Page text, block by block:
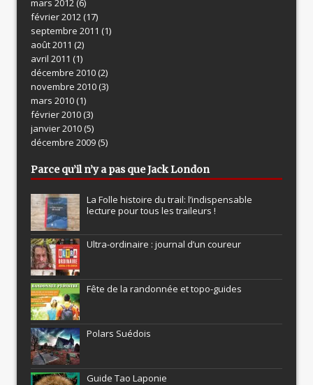
mars 2012(6)
février 2012(17)
septembre 2011 (1)
août 2011 (2)
avril 2011 (1)
décembre 2010(2)
novembre 2010(3)
mars 2010(1)
février 2010(3)
janvier 2010(5)
décembre 2009(5)
Parce qu’il n’y a pas que Jack London
La Folle histoire du trail: l’indispensable
lecture pour tous les traileurs !
Ultra-ordinaire : journal d’un coureur
Fête de la randonnée et topo-guides
Polars Suédois
Guide Tao Laponie